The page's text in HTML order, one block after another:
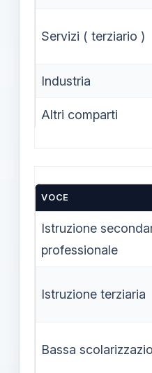
Servizi ( terziario )
Industria
Altri comparti
VOCE
Istruzione
professionale
Istruzione terziaria
Bassa